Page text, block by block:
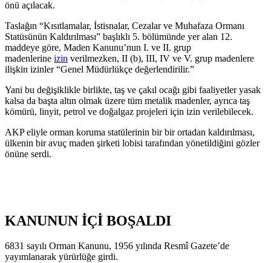
önü açılacak.
Taslağın “Kısıtlamalar, İstisnalar, Cezalar ve Muhafaza Ormanı
Statüsünün Kaldırılması” başlıklı 5. bölümünde yer alan 12.
maddeye göre, Maden Kanunu’nun I. ve II. grup
madenlerine izin verilmezken, II (b), III, IV ve V. grup madenlere
ilişkin izinler “Genel Müdürlükçe değerlendirilir.”
Yani bu değişiklikle birlikte, taş ve çakıl ocağı gibi faaliyetler yasak
kalsa da başta altın olmak üzere tüm metalik madenler, ayrıca taş
kömürü, linyit, petrol ve doğalgaz projeleri için izin verilebilecek.
AKP eliyle orman koruma statülerinin bir bir ortadan kaldırılması,
ülkenin bir avuç maden şirketi lobisi tarafından yönetildiğini gözler
önüne serdi.
KANUNUN İÇİ BOŞALDI
6831 sayılı Orman Kanunu, 1956 yılında Resmî Gazete’de
yayımlanarak yürürlüğe girdi.